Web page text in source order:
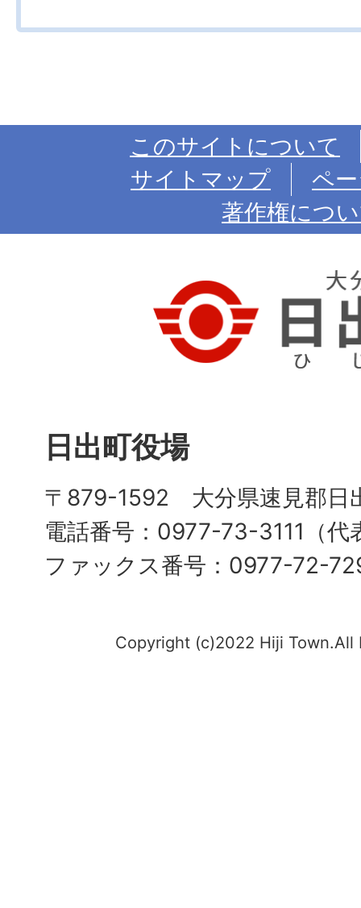
このサイトについて
サイトマップ
ペ
著作権につ
日出町役場
〒879-1592 大分県速見郡日
電話番号：0977-73-3111（代
ファックス番号：0977-72-
Copyright (c)2022 Hiji Town.All